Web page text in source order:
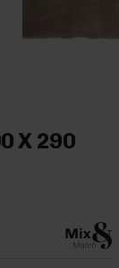
X 290